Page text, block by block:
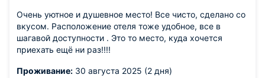
Очень уютное и душевное место! Все чисто, сделано со
вкусом. Расположение отеля тоже удобное, все в
шагавой доступности . Это то место, куда хочется
приехать ещё ни раз!!!!
Проживание: 30 августа 2025 (2 дня)